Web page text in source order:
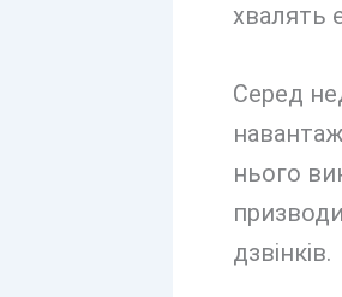
хвалять
Серед
нього
дзвінків.